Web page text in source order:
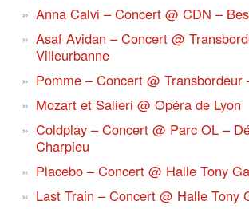
Anna Calvi – Concert @ CDN –
Asaf Avidan – Concert @
Villeurbanne
Pomme – Concert @ Transbordeur
Mozart et Salieri @ Opéra de Lyon
Coldplay – Concert @ Parc OL –
Charpieu
Placebo – Concert @ Halle Tony
Last Train – Concert @ Halle Tony